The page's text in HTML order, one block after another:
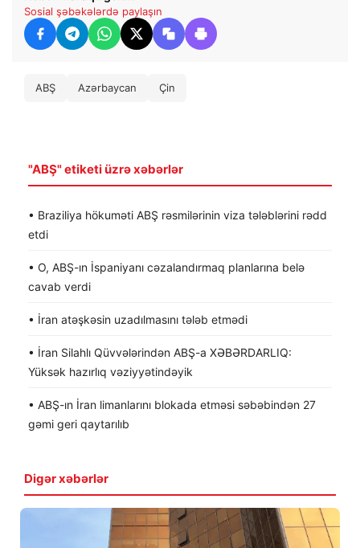
Sosial şəbəkələrdə paylaşın
ABŞ Azərbaycan Çin
"ABŞ" etiketi üzrə xəbərlər
• Braziliya hökuməti ABŞ rəsmilərinin viza tələblərini rədd
etdi
• O, ABŞ-ın İspaniyanı cəzalandırmaq planlarına belə
cavab verdi
• İran atəşkəsin uzadılmasını tələb etmədi
• İran Silahlı Qüvvələrindən ABŞ-a XƏBƏRDARLIQ:
Yüksək hazırlıq vəziyyətindəyik
• ABŞ-ın İran limanlarını blokada etməsi səbəbindən 27
gəmi geri qaytarılıb
Digər xəbərlər